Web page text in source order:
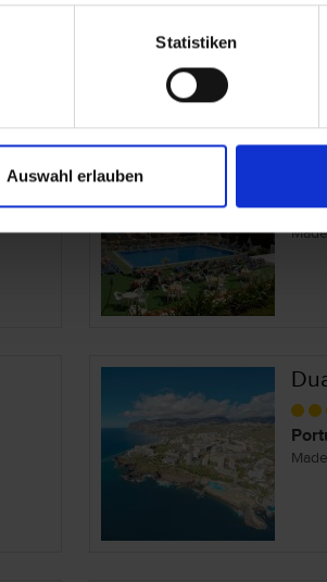
Statistiken
Auswahl erlauben